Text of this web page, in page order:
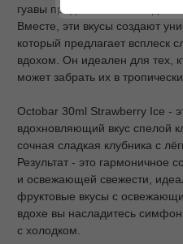
гуавы предоставляет
Вместе, эти вкусы создают
который предлагает всплеск
вдохом. Он идеален для тех,
может забрать их в
Octobar 30ml Strawberry Ice -
вдохновляющий вкус спелой
сочная сладкая клубника с
Результат - это гармоничное
и освежающей свежести,
фруктовые вкусы с
вдохе вы насладитесь
с холодком.